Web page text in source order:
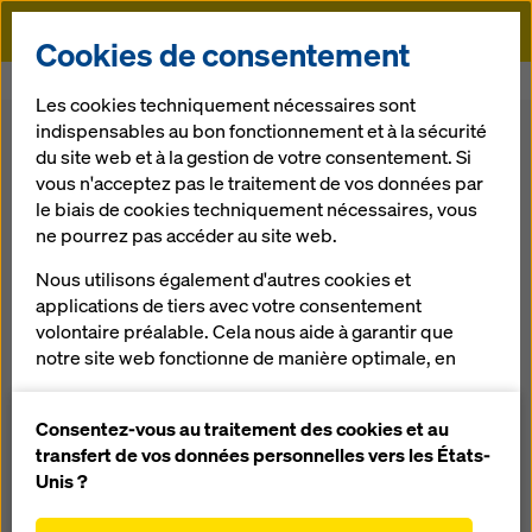
Doka
Retour Boutique
Coffrage-cadre
Framax Xlife
Le coffrage cadre performant en acier pour coffrer
Aperçu
Brochures, Guides d´utilisation & Vidéos
Cookies de consentement
Les cookies techniquement nécessaires sont
indispensables au bon fonctionnement et à la sécurité
du site web et à la gestion de votre consentement. Si
vous n'acceptez pas le traitement de vos données par
le biais de cookies techniquement nécessaires, vous
ne pourrez pas accéder au site web.
Nous utilisons également d'autres cookies et
applications de tiers avec votre consentement
volontaire préalable. Cela nous aide à garantir que
notre site web fonctionne de manière optimale, en
améliorer en permanence la fonctionnalité de
notre site web (cookies fonctionnels et
statistiques),
Consentez-vous au traitement des cookies et au
transfert de vos données personnelles vers les États-
Unis ?